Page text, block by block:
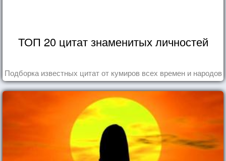
ТОП 20 цитат знаменитых личностей
Подборка известных цитат от кумиров всех времен и народов